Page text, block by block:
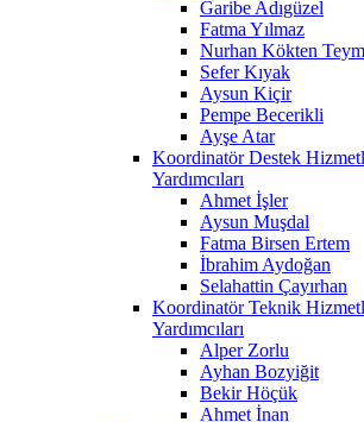
Garibe Adıgüzel
Fatma Yılmaz
Nurhan Kökten
Sefer Kıyak
Aysun Kiçir
Pempe Becerikli
Ayşe Atar
Koordinatör Destek
Yardımcıları
Ahmet İşler
Aysun Muşdal
Fatma Birsen Ertem
İbrahim Aydoğan
Selahattin Çayırhan
Koordinatör Teknik
Yardımcıları
Alper Zorlu
Ayhan Bozyiğit
Bekir Höçük
Ahmet İnan